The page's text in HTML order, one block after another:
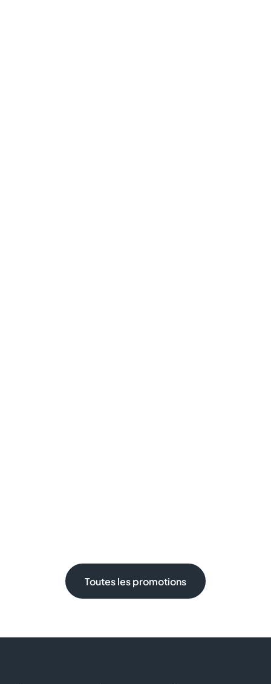
Toutes les promotions